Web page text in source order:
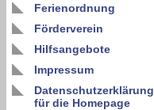
Ferienordnung
Förderverein
Hilfsangebote
Impressum
Datenschutzerklärung
für die Homepage